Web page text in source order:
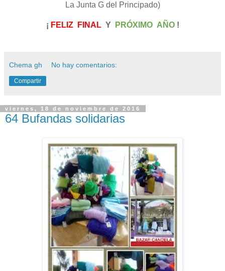
La Junta G del Principado)
¡ FELIZ FINAL Y PRÓXIMO AÑO!
Chema gh No hay comentarios:
Compartir
viernes, 18 de noviembre de 2016
64 Bufandas solidarias